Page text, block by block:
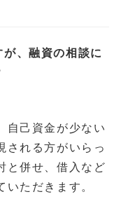
、融資の相談に
自己資金が少ない
される方がいらっ
と併せ、借入など
ただきます。